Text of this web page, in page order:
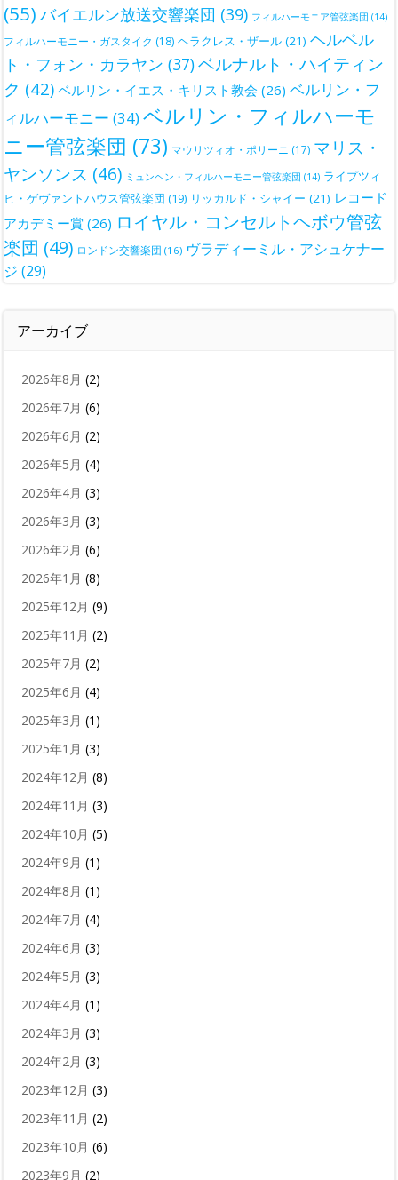
(55) バイエルン放送交響楽団 (39) フィルハーモニア管弦楽団 (14)
フィルハーモニー・ガスタイク (18) ヘラクレス・ザール (21) ヘルベル
ト・フォン・カラヤン (37)ベルナルト・ハイティン
ク (42) ベルリン・イエス・キリスト教会 (26) ベルリン・フ
ィルハーモニー (34)ベルリン・フィルハーモ
ニー管弦楽団 (73) マウリツィオ・ポリーニ (17) マリス・
ヤンソンス (46) ミュンヘン・フィルハーモニー管弦楽団 (14) ライプツィ
ヒ・ゲヴァントハウス管弦楽団 (19) リッカルド・シャイー (21) レコード
アカデミー賞 (26) ロイヤル・コンセルトヘボウ管弦
楽団 (49) ロンドン交響楽団 (16) ヴラディーミル・アシュケナー
ジ (29)
アーカイブ
2026年8月 (2)
2026年7月 (6)
2026年6月 (2)
2026年5月 (4)
2026年4月 (3)
2026年3月 (3)
2026年2月 (6)
2026年1月 (8)
2025年12月 (9)
2025年11月 (2)
2025年7月 (2)
2025年6月 (4)
2025年3月 (1)
2025年1月 (3)
2024年12月 (8)
2024年11月 (3)
2024年10月 (5)
2024年9月 (1)
2024年8月 (1)
2024年7月 (4)
2024年6月 (3)
2024年5月 (3)
2024年4月 (1)
2024年3月 (3)
2024年2月 (3)
2023年12月 (3)
2023年11月 (2)
2023年10月 (6)
2023年9月 (2)